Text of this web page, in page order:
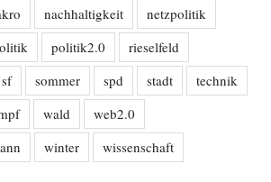
nachhaltigkeit
netzpolitik
politik2.0
rieselfeld
sf sommer spd stadt
technik
wald
web2.0
winter wissenschaft